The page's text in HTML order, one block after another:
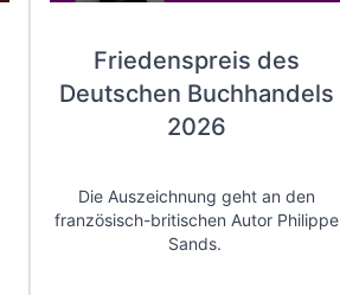
Friedenspreis des
Deutschen Buchhandels
2026
Die Auszeichnung geht an den
französisch-britischen Autor Philippe
Sands.